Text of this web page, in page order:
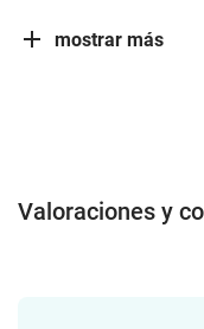
mostrar más
Valoraciones y